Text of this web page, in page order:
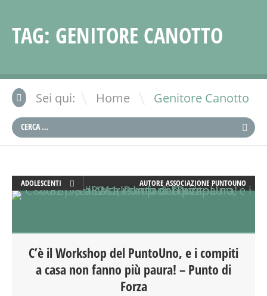
TAG: GENITORE CANOTTO
Sei qui: Home \ Genitore Canotto
ADOLESCENTI
ADULTI
GENITORE
GENITORI
AUTORE ASSOCIAZIONE PUNTOUNO
C’è il Workshop del PuntoUno, e i compiti
a casa non fanno più paura! – Punto di
Forza